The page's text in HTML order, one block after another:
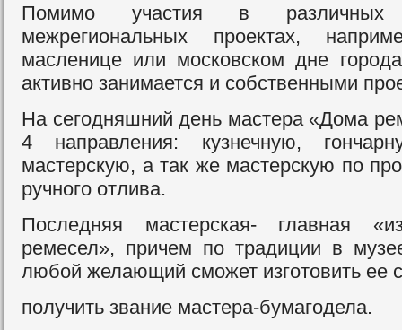
Помимо участия в
межрегиональных проектах,
масленице или московском дне
активно занимается и собственными
На сегодняшний день мастера «Дома
4 направления: кузнечную,
мастерскую, а так же мастерскую по
ручного отлива.
Последняя мастерская- главная
ремесел», причем по традиции в
любой желающий сможет изготовить ее
получить звание мастера-бумагодела.